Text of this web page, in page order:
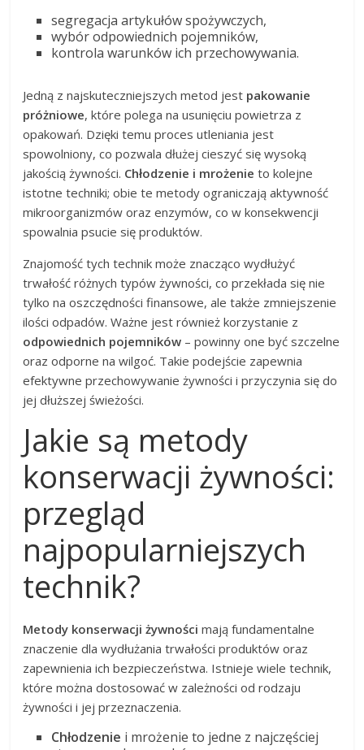
segregacja artykułów spożywczych,
wybór odpowiednich pojemników,
kontrola warunków ich przechowywania.
Jedną z najskuteczniejszych metod jest pakowanie
próżniowe, które polega na usunięciu powietrza z
opakowań. Dzięki temu proces utleniania jest
spowolniony, co pozwala dłużej cieszyć się wysoką
jakością żywności. Chłodzenie i mrożenie to kolejne
istotne techniki; obie te metody ograniczają aktywność
mikroorganizmów oraz enzymów, co w konsekwencji
spowalnia psucie się produktów.
Znajomość tych technik może znacząco wydłużyć
trwałość różnych typów żywności, co przekłada się nie
tylko na oszczędności finansowe, ale także zmniejszenie
ilości odpadów. Ważne jest również korzystanie z
odpowiednich pojemników – powinny one być szczelne
oraz odporne na wilgoć. Takie podejście zapewnia
efektywne przechowywanie żywności i przyczynia się do
jej dłuższej świeżości.
Jakie są metody
konserwacji żywności:
przegląd
najpopularniejszych
technik?
Metody konserwacji żywności mają fundamentalne
znaczenie dla wydłużania trwałości produktów oraz
zapewnienia ich bezpieczeństwa. Istnieje wiele technik,
które można dostosować w zależności od rodzaju
żywności i jej przeznaczenia.
Chłodzenie i mrożenie to jedne z najczęściej